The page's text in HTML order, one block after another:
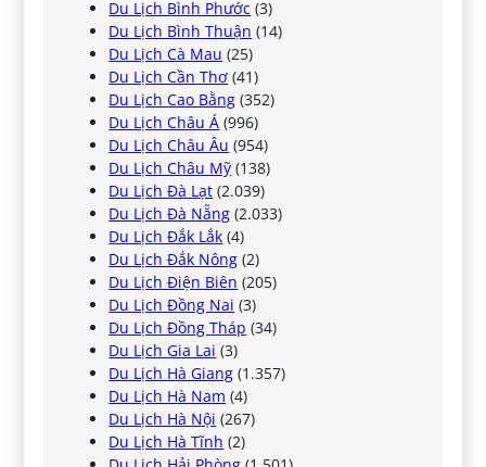
Du Lịch Bình Phước (3)
Du Lịch Bình Thuận (14)
Du Lịch Cà Mau (25)
Du Lịch Cần Thơ (41)
Du Lịch Cao Bằng (352)
Du Lịch Châu Á (996)
Du Lịch Châu Âu (954)
Du Lịch Châu Mỹ (138)
Du Lịch Đà Lạt (2.039)
Du Lịch Đà Nẵng (2.033)
Du Lịch Đắk Lắk (4)
Du Lịch Đắk Nông (2)
Du Lịch Điện Biên (205)
Du Lịch Đồng Nai (3)
Du Lịch Đồng Tháp (34)
Du Lịch Gia Lai (3)
Du Lịch Hà Giang (1.357)
Du Lịch Hà Nam (4)
Du Lịch Hà Nội (267)
Du Lịch Hà Tĩnh (2)